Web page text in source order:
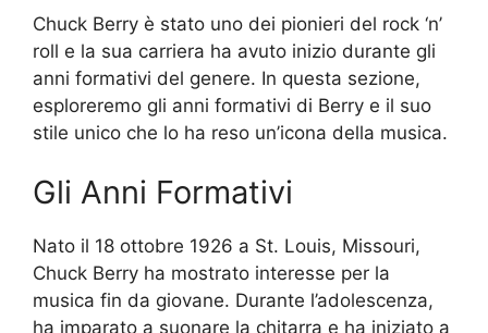
Chuck Berry è stato uno dei pionieri del rock ‘n’
roll e la sua carriera ha avuto inizio durante gli
anni formativi del genere. In questa sezione,
esploreremo gli anni formativi di Berry e il suo
stile unico che lo ha reso un’icona della musica.
Gli Anni Formativi
Nato il 18 ottobre 1926 a St. Louis, Missouri,
Chuck Berry ha mostrato interesse per la
musica fin da giovane. Durante l’adolescenza,
ha imparato a suonare la chitarra e ha iniziato a